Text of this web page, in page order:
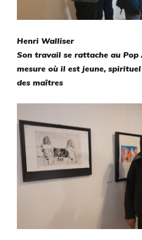
Henri Walliser
Son travail se rattache au Pop
mesure où il est jeune, spirituel
des maîtres